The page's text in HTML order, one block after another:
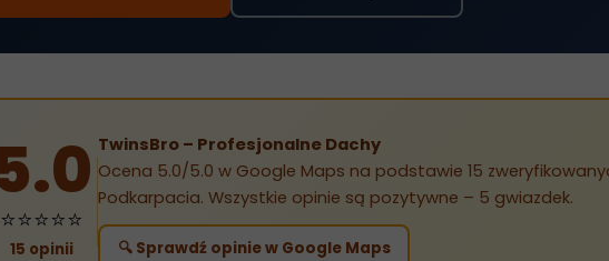
⭐⭐⭐⭐⭐
15 opinii
TwinsBro – Profesjonalne Dachy
Ocena 5.0/5.0 w Google Maps na podstawie 15
Podkarpacia. Wszystkie opinie są pozytywne – 5 gwiazdek.
🔍 Sprawdź opinie w Google Maps